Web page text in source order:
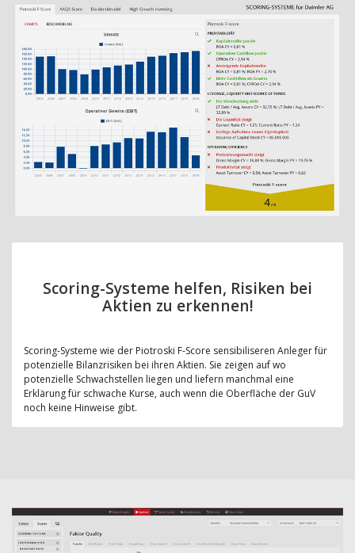
Scoring-Systeme helfen, Risiken bei
Aktien zu erkennen!
Scoring-Systeme wie der Piotroski F-Score sensibiliseren Anleger für
potenzielle Bilanzrisiken bei ihren Aktien. Sie zeigen auf wo
potenzielle Schwachstellen liegen und liefern manchmal eine
Erklärung für schwache Kurse, auch wenn die Oberfläche der GuV
noch keine Hinweise gibt.